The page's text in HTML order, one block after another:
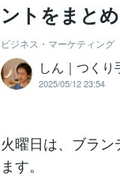
ントをまと
ビジネス・マーケティング
しん｜つく
2025/05/12 23:54
火曜日は、ブラ
ます。